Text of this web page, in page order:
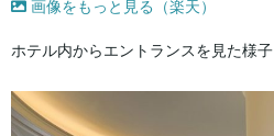
画像をもっと見る（楽天）
ホテル内からエントランスを見た様子